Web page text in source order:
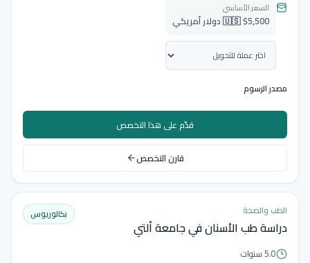
السعر الأساسي
🇺🇸 $5,500 دولار أمريكي
مصدر الرسوم
قدّم على هذا التخصص
قارن التخصص
الطب والصحة
دراسة طب الأسنان في جامعة ألتي
بكالوريوس
5.0 سنوات